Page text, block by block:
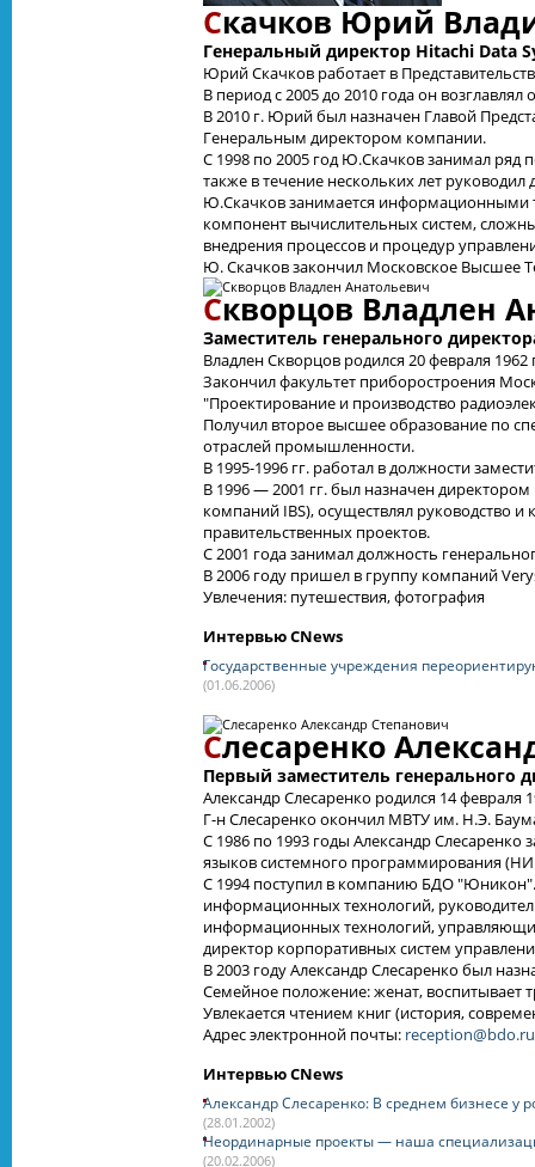
Скачков Юрий
Генеральный директор Hitachi Data
Юрий Скачков работает в
В период с 2005 до 2010 года он
В 2010 г. Юрий был назначен Главой
Генеральным директором компании.
С 1998 по 2005 год Ю.Скачков занимал ряд
также в течение нескольких лет
Ю.Скачков занимается информационными
компонент вычислительных систем,
внедрения процессов и процедур
Ю. Скачков закончил Московское Высшее
Скворцов Владлен
Заместитель генерального
Владлен Скворцов родился 20 февраля 1962
Закончил факультет приборостроения
"Проектирование и производство
Получил второе высшее образование по
отраслей промышленности.
В 1995-1996 гг. работал в должности
В 1996 — 2001 гг. был назначен
компаний IBS), осуществлял руководство
правительственных проектов.
С 2001 года занимал должность
В 2006 году пришел в группу компаний
Увлечения: путешествия, фотография
Интервью CNews
Государственные учреждения
(01.06.2006)
Слесаренко
Первый заместитель генерального
Александр Слесаренко родился 14 февраля
Г-н Слесаренко окончил МВТУ им. Н.Э.
С 1986 по 1993 годы Александр Слесаренко
языков системного программирования
С 1994 поступил в компанию БДО "Юникон".
информационных технологий,
информационных технологий,
директор корпоративных систем
В 2003 году Александр Слесаренко был
Семейное положение: женат, воспитывает
Увлекается чтением книг (история,
Адрес электронной почты: reception@bdo.ru
Интервью CNews
Александр Слесаренко: В среднем бизнесе у
(28.01.2002)
Неординарные проекты — наша
(20.02.2006)